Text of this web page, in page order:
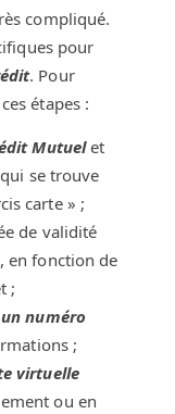
compliqué.
pour
. Pour
étapes :
Mutuelet
qui se trouve
carte » ;
de validité
, en fonction de
;
numéro
;
virtuelle
ou en